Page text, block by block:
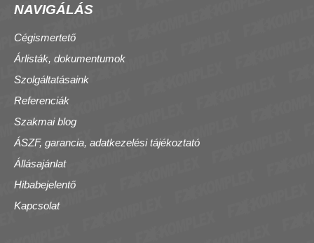
NAVIGÁLÁS
Cégismertető
Árlisták, dokumentumok
Szolgáltatásaink
Referenciák
Szakmai blog
ÁSZF, garancia, adatkezelési tájékoztató
Állásajánlat
Hibabejelentő
Kapcsolat